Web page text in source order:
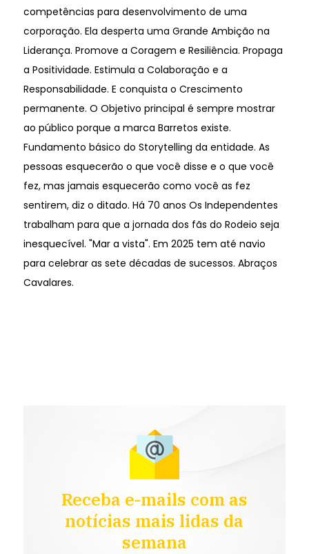
competências para desenvolvimento de uma
corporação. Ela desperta uma Grande Ambição na
Liderança. Promove a Coragem e Resiliência. Propaga
a Positividade. Estimula a Colaboração e a
Responsabilidade. E conquista o Crescimento
permanente. O Objetivo principal é sempre mostrar
ao público porque a marca Barretos existe.
Fundamento básico do Storytelling da entidade. As
pessoas esquecerão o que você disse e o que você
fez, mas jamais esquecerão como você as fez
sentirem, diz o ditado. Há 70 anos Os Independentes
trabalham para que a jornada dos fãs do Rodeio seja
inesquecível. "Mar a vista". Em 2025 tem até navio
para celebrar as sete décadas de sucessos. Abraços
Cavalares.
Receba e-mails com as
notícias mais lidas da
semana